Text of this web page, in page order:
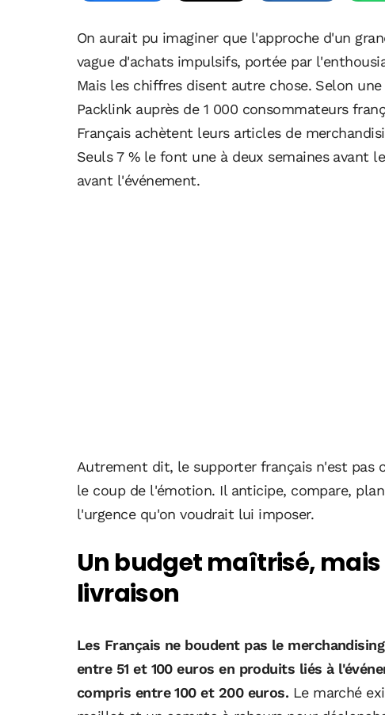
On aurait pu imaginer que l'approche d'un
vague d'achats impulsifs, portée par
Mais les chiffres disent autre chose. Selon
Packlink auprès de 1 000 consommateurs
Français achètent leurs articles de
Seuls 7 % le font une à deux semaines avant
avant l'événement.
Autrement dit, le supporter français n'est pas
le coup de l'émotion. Il anticipe, compare,
l'urgence qu'on voudrait lui imposer.
Un budget maîtrisé,
livraison
Les Français ne boudent pas le
entre 51 et 100 euros en produits liés à
compris entre 100 et 200 euros. Le marché